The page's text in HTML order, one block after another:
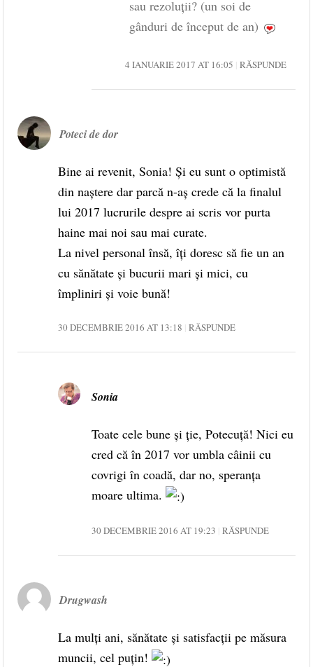
sau rezoluții? (un soi de
gânduri de început de an)
4 IANUARIE 2017 AT 16:05 RĂSPUNDE
Poteci de dor
Bine ai revenit, Sonia! Şi eu sunt o optimistă
din naştere dar parcă n-aş crede că la finalul
lui 2017 lucrurile despre ai scris vor purta
haine mai noi sau mai curate.
La nivel personal însă, îţi doresc să fie un an
cu sănătate şi bucurii mari şi mici, cu
împliniri şi voie bună!
30 DECEMBRIE 2016 AT 13:18 RĂSPUNDE
Sonia
Toate cele bune și ție, Potecuță! Nici eu
cred că în 2017 vor umbla câinii cu
covrigi în coadă, dar no, speranța
moare ultima.
30 DECEMBRIE 2016 AT 19:23 RĂSPUNDE
Drugwash
La mulţi ani, sănătate şi satisfacţii pe măsura
muncii, cel puţin!